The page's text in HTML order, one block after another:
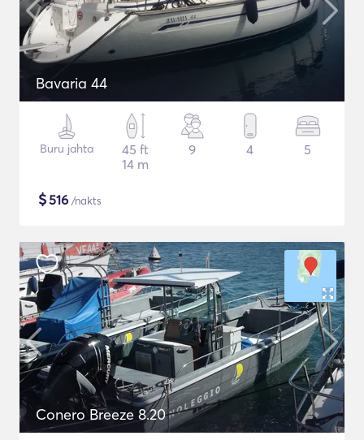
Bavaria 44
Buru jahta
45 ft
14 m
9 4 5
$516 /nakts
Conero Breeze 8.20